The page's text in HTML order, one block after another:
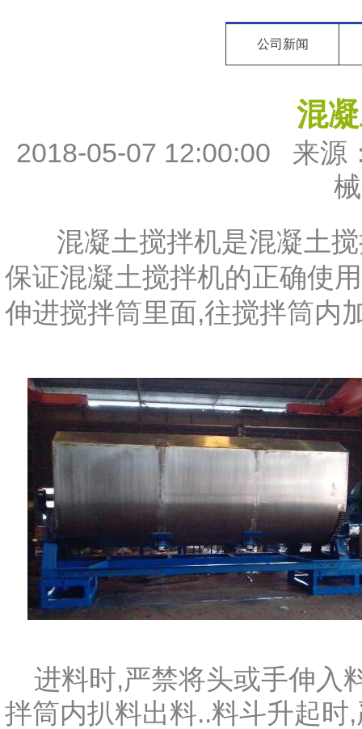
公司新闻
混
2018-05-07 12:00:00 来源
混凝土搅拌机是混凝土
保证混凝土搅拌机的正确使
伸进搅拌筒里面,往搅拌筒内
进料时,严禁将头或手伸入
拌筒内扒料出料..料斗升起